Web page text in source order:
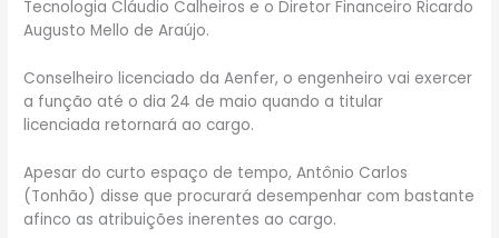
Tecnologia Cláudio Calheiros e o Diretor Financeiro Ricardo
Augusto Mello de Araújo.
Conselheiro licenciado da Aenfer, o engenheiro vai exercer
a função até o dia 24 de maio quando a titular
licenciada retornará ao cargo.
Apesar do curto espaço de tempo, Antônio Carlos
(Tonhão) disse que procurará desempenhar com bastante
afinco as atribuições inerentes ao cargo.